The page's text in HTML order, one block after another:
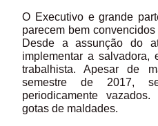
O Executivo e grande
parecem bem
Desde a assunção do
implementar a salvadora,
trabalhista. Apesar de
semestre de 2017,
periodicamente
gotas de maldades.